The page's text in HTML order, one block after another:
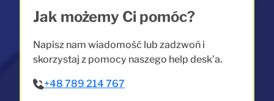
Jak możemy Ci pomóc?
Napisz nam wiadomość lub zadzwoń i
skorzystaj z pomocy naszego help desk’a.
+48 789 214 767